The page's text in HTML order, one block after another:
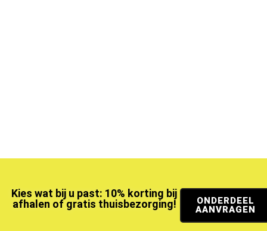
Kies wat bij u past: 10% korting bij
afhalen of gratis thuisbezorging!
ONDERDEEL
AANVRAGEN